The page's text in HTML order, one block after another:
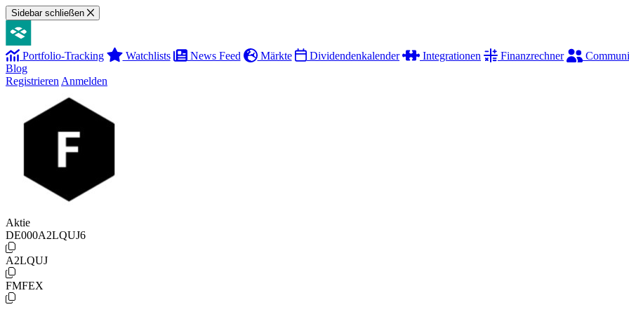
Sidebar schließen
Portfolio-Tracking Watchlists News Feed Märkte Dividendenkalender Integrationen Finanzrechner
Blog
Registrieren Anmelden
Aktie
DE000A2LQUJ6
A2LQUJ
FMFEX